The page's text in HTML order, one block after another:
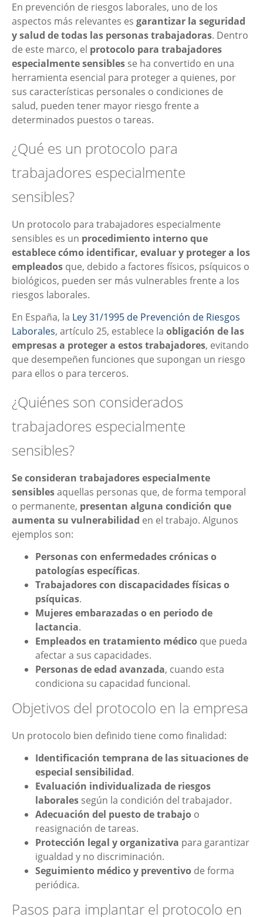
En prevención de riesgos laborales, uno de los
aspectos más relevantes es garantizar la seguridad
y salud de todas las personas trabajadoras. Dentro
de este marco, el protocolo para trabajadores
especialmente sensibles se ha convertido en una
herramienta esencial para proteger a quienes, por
sus características personales o condiciones de
salud, pueden tener mayor riesgo frente a
determinados puestos o tareas.
¿Qué es un protocolo para
trabajadores especialmente
sensibles?
Un protocolo para trabajadores especialmente
sensibles es un procedimiento interno que
establece cómo identificar, evaluar y proteger a los
empleados que, debido a factores físicos, psíquicos o
biológicos, pueden ser más vulnerables frente a los
riesgos laborales.
En España, la Ley 31/1995 de Prevención de Riesgos
Laborales, artículo 25, establece la obligación de las
empresas a proteger a estos trabajadores, evitando
que desempeñen funciones que supongan un riesgo
para ellos o para terceros.
¿Quiénes son considerados
trabajadores especialmente
sensibles?
Se consideran trabajadores especialmente
sensiblesaquellas personas que, de forma temporal
o permanente, presentan alguna condición que
aumenta su vulnerabilidad en el trabajo. Algunos
ejemplos son:
Personas con enfermedades crónicas o
patologías específicas.
Trabajadores con discapacidades físicas o
psíquicas.
Mujeres embarazadas o en periodo de
lactancia.
Empleados en tratamiento médico que pueda
afectar a sus capacidades.
Personas de edad avanzada, cuando esta
condiciona su capacidad funcional.
Objetivos del protocolo en la empresa
Un protocolo bien definido tiene como finalidad:
Identificación temprana de las situaciones de
especial sensibilidad.
Evaluación individualizada de riesgos
laborales según la condición del trabajador.
Adecuación del puesto de trabajo o
reasignación de tareas.
Protección legal y organizativa para garantizar
igualdad y no discriminación.
Seguimiento médico y preventivo de forma
periódica.
Pasos para implantar el protocolo en